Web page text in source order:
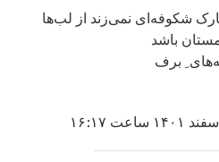
شکوفه‌ای نمی‌زند از لب‌ها
باشد
برف